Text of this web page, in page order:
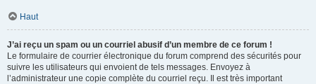
Haut
J’ai reçu un spam ou un courriel abusif d’un membre de ce forum !
Le formulaire de courrier électronique du forum comprend des sécurités pour
suivre les utilisateurs qui envoient de tels messages. Envoyez à
l’administrateur une copie complète du courriel reçu. Il est très important